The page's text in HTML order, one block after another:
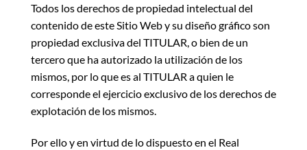
Todos los derechos de propiedad intelectual del
contenido de este Sitio Web y su diseño gráfico son
propiedad exclusiva del TITULAR, o bien de un
tercero que ha autorizado la utilización de los
mismos, por lo que es al TITULAR a quien le
corresponde el ejercicio exclusivo de los derechos de
explotación de los mismos.
Por ello y en virtud de lo dispuesto en el Real